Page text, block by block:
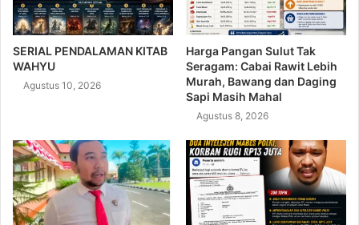
SERIAL PENDALAMAN KITAB
WAHYU
Agustus 10, 2026
Harga Pangan Sulut Tak
Seragam: Cabai Rawit Lebih
Murah, Bawang dan Daging
Sapi Masih Mahal
Agustus 8, 2026